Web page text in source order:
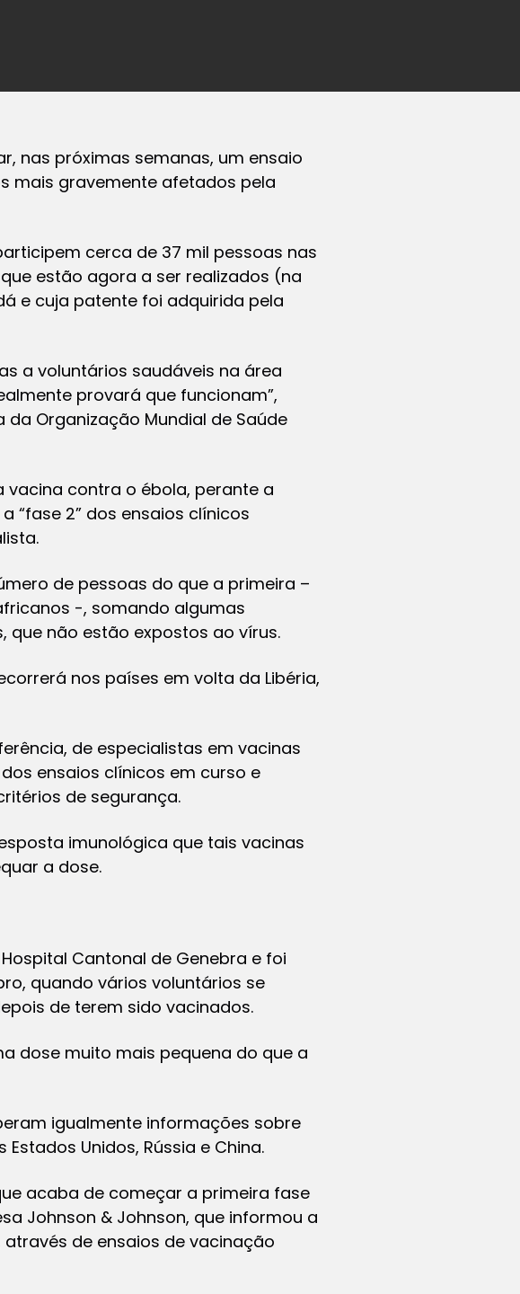
nas próximas semanas, um ensaio
mais gravemente afetados pela
cerca de 37 mil pessoas nas
estão agora a ser realizados (na
e cuja patente foi adquirida pela
a voluntários saudáveis na área
provará que funcionam”,
Organização Mundial de Saúde
vacina contra o ébola, perante a
“fase 2” dos ensaios clínicos
de pessoas do que a primeira –
-, somando algumas
que não estão expostos ao vírus.
nos países em volta da Libéria,
de especialistas em vacinas
ensaios clínicos em curso e
de segurança.
imunológica que tais vacinas
a dose.
Cantonal de Genebra e foi
quando vários voluntários se
de terem sido vacinados.
dose muito mais pequena do que a
igualmente informações sobre
Unidos, Rússia e China.
acaba de começar a primeira fase
Johnson & Johnson, que informou a
de ensaios de vacinação